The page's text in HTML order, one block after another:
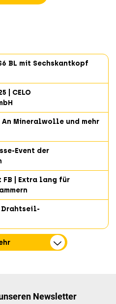
BL mit Sechskantkopf
| CELO
Mineralwolle und mehr
Event der
| Extra lang für
Drahtseil-
Newsletter